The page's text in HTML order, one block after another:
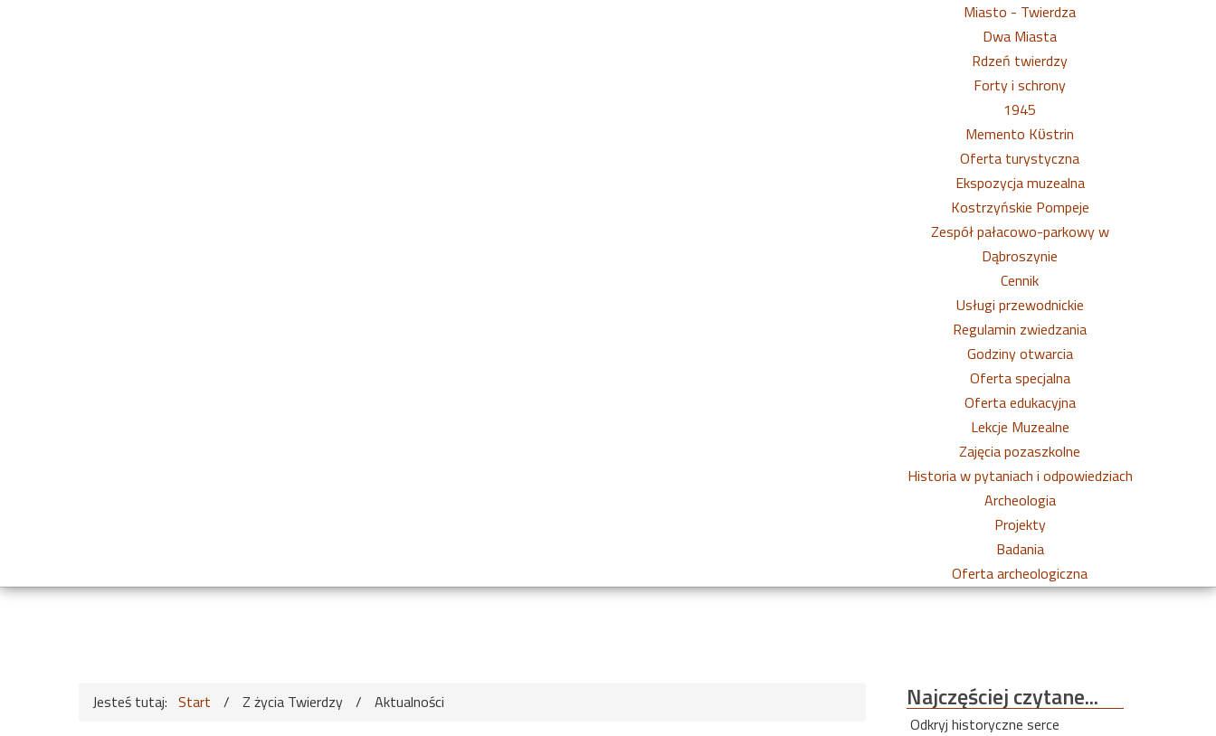
Miasto - Twierdza
Dwa Miasta
Rdzeń twierdzy
Forty i schrony
1945
Memento Kϋstrin
Oferta turystyczna
Ekspozycja muzealna
Kostrzyńskie Pompeje
Zespół pałacowo-parkowy w
Dąbroszynie
Cennik
Usługi przewodnickie
Regulamin zwiedzania
Godziny otwarcia
Oferta specjalna
Oferta edukacyjna
Lekcje Muzealne
Zajęcia pozaszkolne
Historia w pytaniach i odpowiedziach
Archeologia
Projekty
Badania
Oferta archeologiczna
Jesteś tutaj: Start / Z życia Twierdzy / Aktualności Najczęściejczytane...
Odkryj historyczne serce